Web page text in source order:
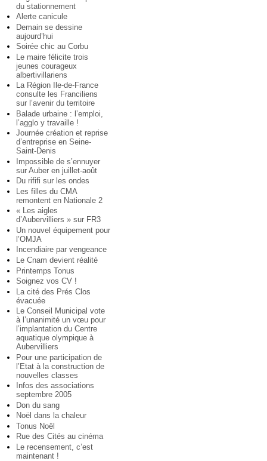
du stationnement
Alerte canicule
Demain se dessine
aujourd’hui
Soirée chic au Corbu
Le maire félicite trois
jeunes courageux
albertivillariens
La Région Ile-de-France
consulte les Franciliens
sur l’avenir du territoire
Balade urbaine : l’emploi,
l’agglo y travaille !
Journée création et reprise
d’entreprise en Seine-
Saint-Denis
Impossible de s’ennuyer
sur Auber en juillet-août
Du rififi sur les ondes
Les filles du CMA
remontent en Nationale 2
« Les aigles
d’Aubervilliers » sur FR3
Un nouvel équipement pour
l’OMJA
Incendiaire par vengeance
Le Cnam devient réalité
Printemps Tonus
Soignez vos CV !
La cité des Prés Clos
évacuée
Le Conseil Municipal vote
à l’unanimité un vœu pour
l’implantation du Centre
aquatique olympique à
Aubervilliers
Pour une participation de
l’Etat à la construction de
nouvelles classes
Infos des associations
septembre 2005
Don du sang
Noël dans la chaleur
Tonus Noël
Rue des Cités au cinéma
Le recensement, c’est
maintenant !